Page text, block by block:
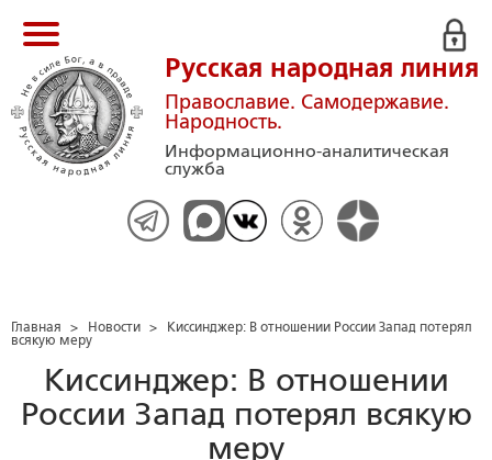
Русская народная линия
Православие. Самодержавие.
Народность.
Информационно-аналитическая
служба
Главная > Новости >
Киссинджер: В отношении России Запад потерял
всякую меру
Киссинджер: В отношении
России Запад потерял всякую
меру